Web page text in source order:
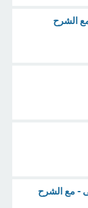
الشرح
- مع الشرح